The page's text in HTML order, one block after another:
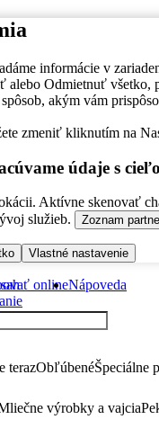
informácie v
alebo Odmietnuť všetko,
akým vám
zmeniť kliknutím na
údaje s
Aktívne skenovať
služieb.
Zoznam
Vlastné nastavenie
onlineNápoveda
terazObľúbenéŠpeciálne
výrobky a vajcia